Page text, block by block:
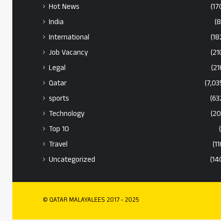
Hot News
India
International
Job Vacancy
Legal
Qatar
sports
Technology
Top 10
Travel
Uncategorized
© QATAR MALAYALEES 2017 - 2025